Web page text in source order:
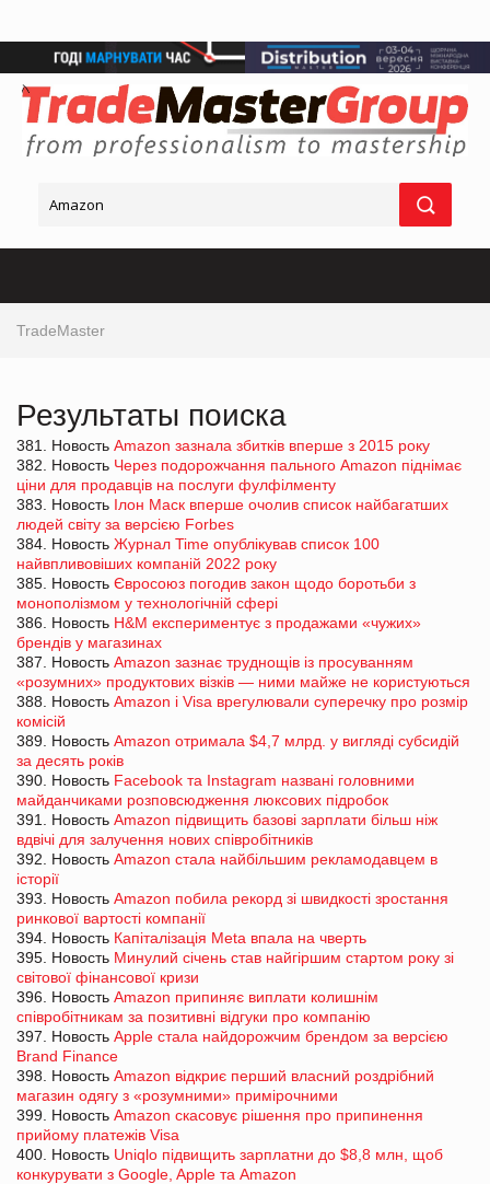
TradeMaster
Результаты поиска
381. Новость Amazon зазнала збитків вперше з 2015 року
382. Новость Через подорожчання пального Amazon піднімає
ціни для продавців на послуги фулфілменту
383. Новость Ілон Маск вперше очолив список найбагатших
людей світу за версією Forbes
384. Новость Журнал Time опублікував список 100
найвпливовіших компаній 2022 року
385. Новость Євросоюз погодив закон щодо боротьби з
монополізмом у технологічній сфері
386. Новость H&M експериментує з продажами «чужих»
брендів у магазинах
387. Новость Amazon зазнає труднощів із просуванням
«розумних» продуктових візків — ними майже не користуються
388. Новость Amazon і Visa врегулювали суперечку про розмір
комісій
389. Новость Amazon отримала $4,7 млрд. у вигляді субсидій
за десять років
390. Новость Facebook та Instagram названі головними
майданчиками розповсюдження люксових підробок
391. Новость Amazon підвищить базові зарплати більш ніж
вдвічі для залучення нових співробітників
392. Новость Amazon стала найбільшим рекламодавцем в
історії
393. Новость Amazon побила рекорд зі швидкості зростання
ринкової вартості компанії
394. Новость Капіталізація Meta впала на чверть
395. Новость Минулий січень став найгіршим стартом року зі
світової фінансової кризи
396. Новость Amazon припиняє виплати колишнім
співробітникам за позитивні відгуки про компанію
397. Новость Apple стала найдорожчим брендом за версією
Brand Finance
398. Новость Amazon відкриє перший власний роздрібний
магазин одягу з «розумними» примірочними
399. Новость Amazon скасовує рішення про припинення
прийому платежів Visa
400. Новость Uniqlo підвищить зарплатни до $8,8 млн, щоб
конкурувати з Google, Apple та Amazon